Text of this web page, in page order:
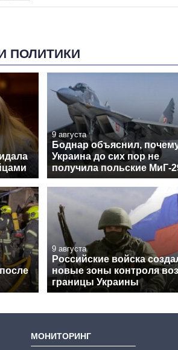
ПОЛИТИКИ
9 августа
Боднар объяснил,
Украина до сих пор не
получила польские МиГ-
9 августа
Российские войска
новые зоны контроля
границы Украины
МОНИТОРИНГ